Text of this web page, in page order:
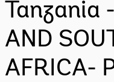
Tanzania
AND
AFRICA-